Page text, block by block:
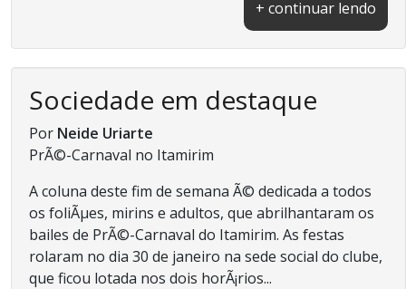
+ continuar lendo
Sociedade em destaque
Por Neide Uriarte
PrÃ©-Carnaval no Itamirim
A coluna deste fim de semana Ã© dedicada a todos
os foliÃµes, mirins e adultos, que abrilhantaram os
bailes de PrÃ©-Carnaval do Itamirim. As festas
rolaram no dia 30 de janeiro na sede social do clube,
que ficou lotada nos dois horÃ¡rios...